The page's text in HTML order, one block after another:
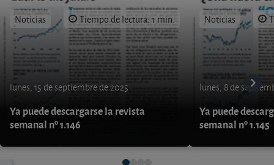
Noticias Tiempo de lectura: 1 min.
lunes, 15 de septiembre de 2025
Ya puede descargarse la revista
semanal nº 1.146
Noticias
lunes, 8 de
Ya puede
semanal nº 1.145